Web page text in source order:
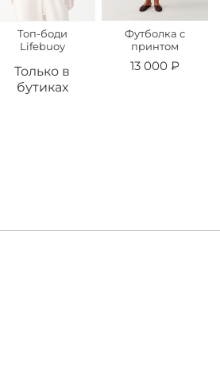
Топ-боди
Lifebuoy
Только в
бутиках
Футболка с
принтом
13 000 ₽